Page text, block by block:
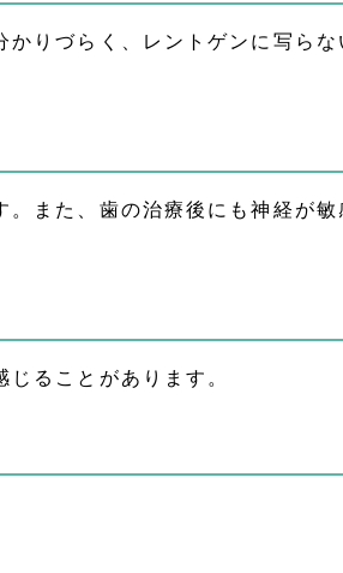
りづらく、レントゲンに写らな
また、歯の治療後にも神経が敏
ることがあります。